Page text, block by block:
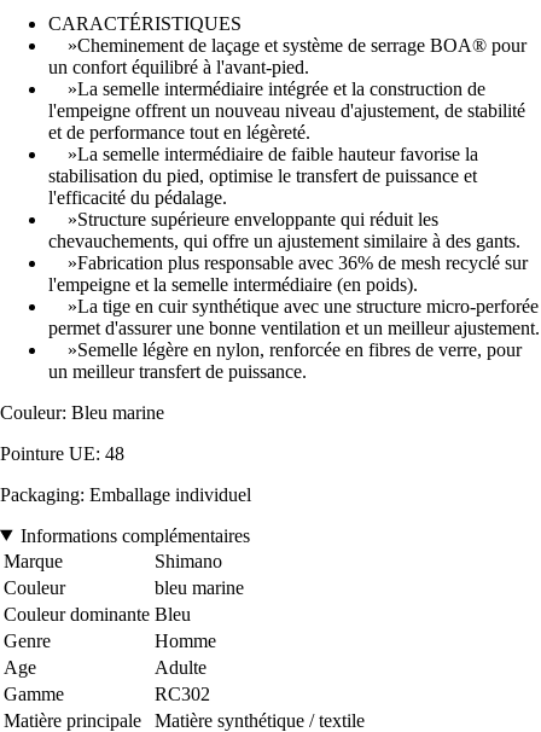
CARACTÉRISTIQUES
»Cheminement de laçage et système de serrage BOA® pour
un confort équilibré à l'avant-pied.
»La semelle intermédiaire intégrée et la construction de
l'empeigne offrent un nouveau niveau d'ajustement, de stabilité
et de performance tout en légèreté.
»La semelle intermédiaire de faible hauteur favorise la
stabilisation du pied, optimise le transfert de puissance et
l'efficacité du pédalage.
»Structure supérieure enveloppante qui réduit les
chevauchements, qui offre un ajustement similaire à des gants.
»Fabrication plus responsable avec 36% de mesh recyclé sur
l'empeigne et la semelle intermédiaire (en poids).
»La tige en cuir synthétique avec une structure micro-perforée
permet d'assurer une bonne ventilation et un meilleur ajustement.
»Semelle légère en nylon, renforcée en fibres de verre, pour
un meilleur transfert de puissance.
Couleur: Bleu marine
Pointure UE: 48
Packaging: Emballage individuel
Informations complémentaires
Marque
Shimano
Couleur
bleu marine
Couleur dominante Bleu
Genre
Homme
Age
Adulte
Gamme
RC302
Matière principale
Matière synthétique / textile